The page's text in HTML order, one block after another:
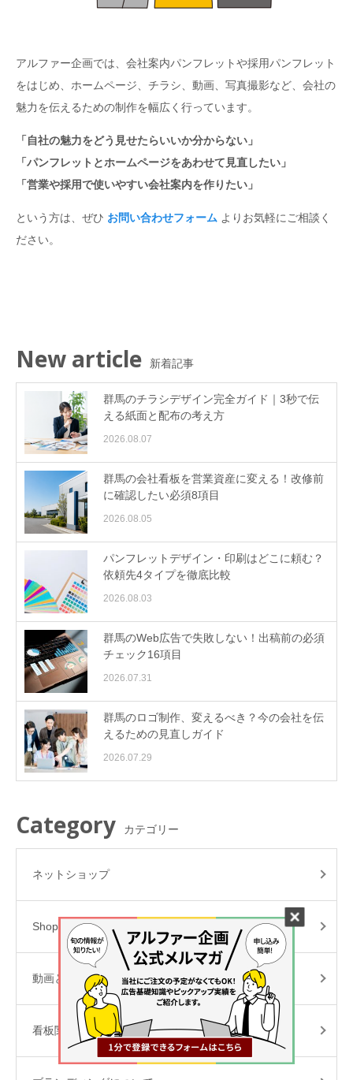
アルファー企画では、会社案内パンフレットや採用パンフレット
をはじめ、ホームページ、チラシ、動画、写真撮影など、会社の
魅力を伝えるための制作を幅広く行っています。
「自社の魅力をどう見せたらいいか分からない」
「パンフレットとホームページをあわせて見直したい」
「営業や採用で使いやすい会社案内を作りたい」
という方は、ぜひ お問い合わせフォーム よりお気軽にご相談く
ださい。
New article 新着記事
群馬のチラシデザイン完全ガイド｜3秒で伝
える紙面と配布の考え方
2026.08.07
群馬の会社看板を営業資産に変える！改修前
に確認したい必須8項目
2026.08.05
パンフレットデザイン・印刷はどこに頼む？
依頼先4タイプを徹底比較
2026.08.03
群馬のWeb広告で失敗しない！出稿前の必須
チェック16項目
2026.07.31
群馬のロゴ制作、変えるべき？今の会社を伝
えるための見直しガイド
2026.07.29
Category カテゴリー
ネットショップ
Shopify
動画と撮影
看板関連